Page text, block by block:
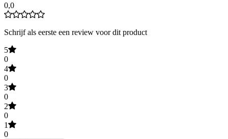
0,0
Schrijf als eerste een review voor dit product
5
0
4
0
3
0
2
0
1
0